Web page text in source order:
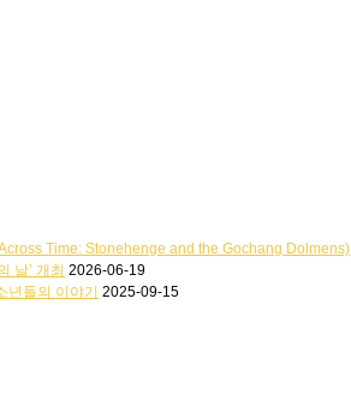
Time: Stonehenge and the Gochang Dolmens)
날’ 개최 2026-06-19
들의 이야기 2025-09-15